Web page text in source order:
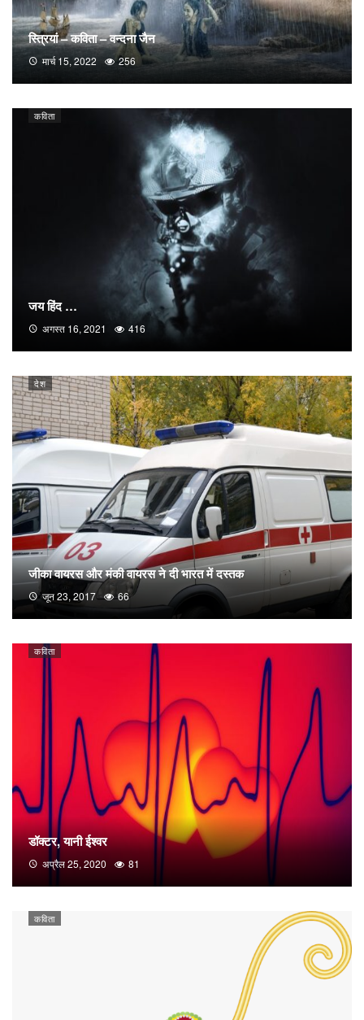
स्त्रियां – कविता – वन्दना जैन
मार्च 15, 2022 256
कविता
जय हिंद …
अगस्त 16, 2021 416
देश
जीका वायरस और मंकी वायरस ने दी भारत में दस्तक
जून 23, 2017 66
कविता
डॉक्टर, यानी ईश्वर
अप्रैल 25, 2020 81
कविता